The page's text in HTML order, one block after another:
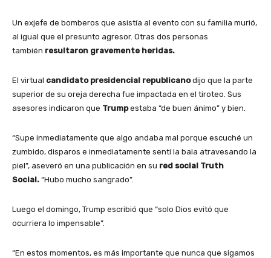
Un exjefe de bomberos que asistía al evento con su familia murió,
al igual que el presunto agresor. Otras dos personas
también resultaron gravemente heridas.
El virtual candidato presidencial republicanodijo que la parte
superior de su oreja derecha fue impactada en el tiroteo. Sus
asesores indicaron que Trumpestaba “de buen ánimo” y bien.
“Supe inmediatamente que algo andaba mal porque escuché un
zumbido, disparos e inmediatamente sentí la bala atravesando la
piel”, aseveró en una publicación en su red social Truth
Social. “Hubo mucho sangrado”.
Luego el domingo, Trump escribió que “solo Dios evitó que
ocurriera lo impensable”.
“En estos momentos, es más importante que nunca que sigamos